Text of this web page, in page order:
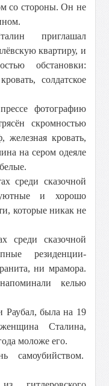
со стороны. Он не
приглашал
квартиру, и
обстановки:
солдатское
фотографию
скромностью
железная кровать,
на сером одеяле
среди сказочной
и хорошо
которые никак не
среди сказочной
резиденции-
ни мрамора.
келью
Раубал, была на 19
Сталина,
моложе его.
самоубийством.